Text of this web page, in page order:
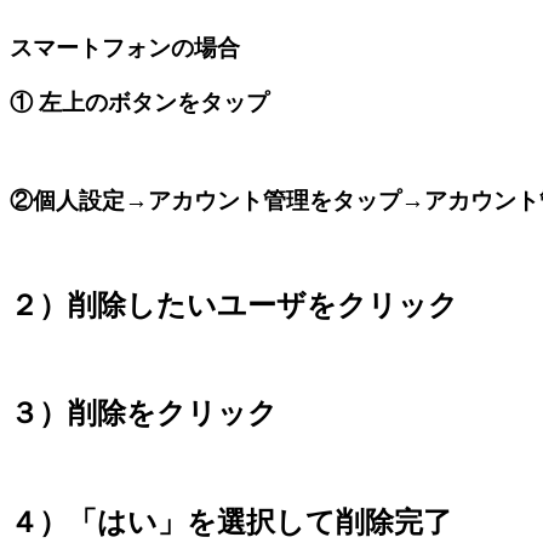
スマートフォンの場合
① 左上のボタンをタップ
②個人設定→アカウント管理をタップ→アカウント
２）削除したいユーザをクリック
３）削除をクリック
４）「はい」を選択して削除完了